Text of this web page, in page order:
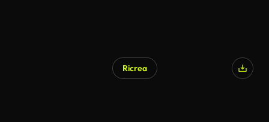
Ricrea